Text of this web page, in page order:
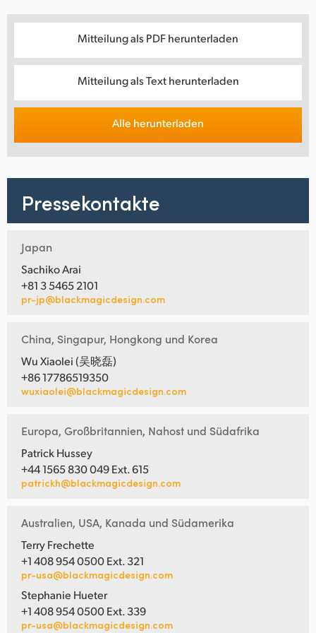
Mitteilung als PDF herunterladen
Mitteilung als Text herunterladen
Alle herunterladen
Pressekontakte
Japan
Sachiko Arai
+81 3 5465 2101
pr-jp@blackmagicdesign.com
China, Singapur, Hongkong und Korea
Wu Xiaolei (吴晓磊)
+86 17786519350
wuxiaolei@blackmagicdesign.com
Europa, Großbritannien, Nahost und Südafrika
Patrick Hussey
+44 1565 830 049 Ext. 615
patrickh@blackmagicdesign.com
Australien, USA, Kanada und Südamerika
Terry Frechette
+1 408 954 0500 Ext. 321
pr-usa@blackmagicdesign.com
Stephanie Hueter
+1 408 954 0500 Ext. 339
pr-usa@blackmagicdesign.com